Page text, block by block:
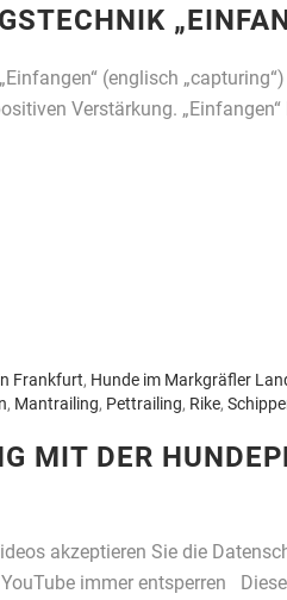
(englisch
Verstärkung. „Einfangen“
Frankfurt, Hunde im Markgräfler
, Mantrailing, Pettrailing, Rike,
MIT DER
akzeptieren Sie die
immer entsperren